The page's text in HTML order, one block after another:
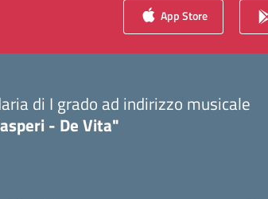
App Store
di I grado ad indirizzo musicale
- De Vita"